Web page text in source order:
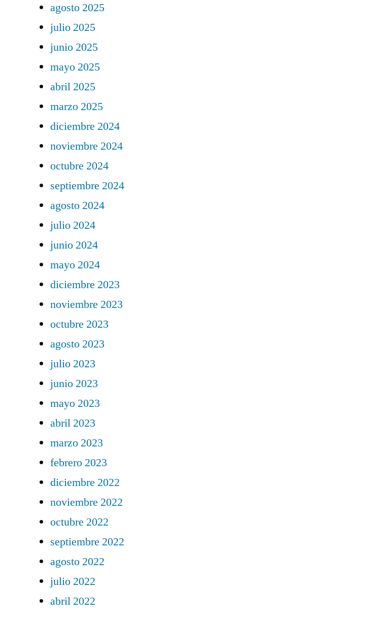
agosto 2025
julio 2025
junio 2025
mayo 2025
abril 2025
marzo 2025
diciembre 2024
noviembre 2024
octubre 2024
septiembre 2024
agosto 2024
julio 2024
junio 2024
mayo 2024
diciembre 2023
noviembre 2023
octubre 2023
agosto 2023
julio 2023
junio 2023
mayo 2023
abril 2023
marzo 2023
febrero 2023
diciembre 2022
noviembre 2022
octubre 2022
septiembre 2022
agosto 2022
julio 2022
abril 2022